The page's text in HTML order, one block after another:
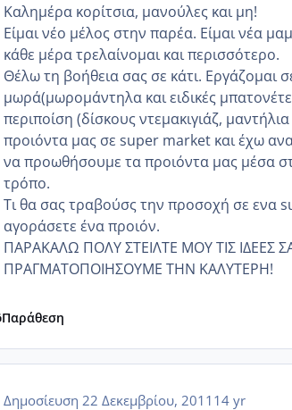
Καλημέρα κορίτσια, μανούλες και μη!
Είμαι νέο μέλος στην παρέα. Είμαι νέα
κάθε μέρα τρελαίνομαι και περισσότερο.
Θέλω τη βοήθεια σας σε κάτι. Εργάζομαι
μωρά(μωρομάντηλα και ειδικές
περιποίση (δίσκους ντεμακιγιάζ,
προιόντα μας σε super market και έχω
να προωθήσουμε τα προιόντα μας μέσα
τρόπο.
Τι θα σας τραβούσς την προσοχή σε ενα
αγοράσετε ένα προιόν.
ΠΑΡΑΚΑΛΩ ΠΟΛΥ ΣΤΕΙΛΤΕ ΜΟΥ ΤΙΣ ΙΔΕΕΣ
ΠΡΑΓΜΑΤΟΠΟΙΗΣΟΥΜΕ ΤΗΝ ΚΑΛΥΤΕΡΗ!
Παράθεση
Δημοσίευση 22 Δεκεμβρίου, 2011 14 yr